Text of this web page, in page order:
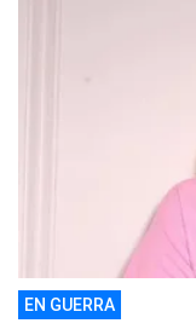
EN GUERRA